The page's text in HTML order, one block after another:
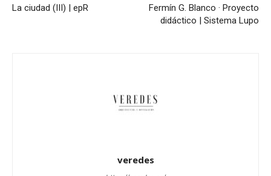
La ciudad (III) | epR
Fermín G. Blanco · Proyecto
didáctico | Sistema Lupo
veredes